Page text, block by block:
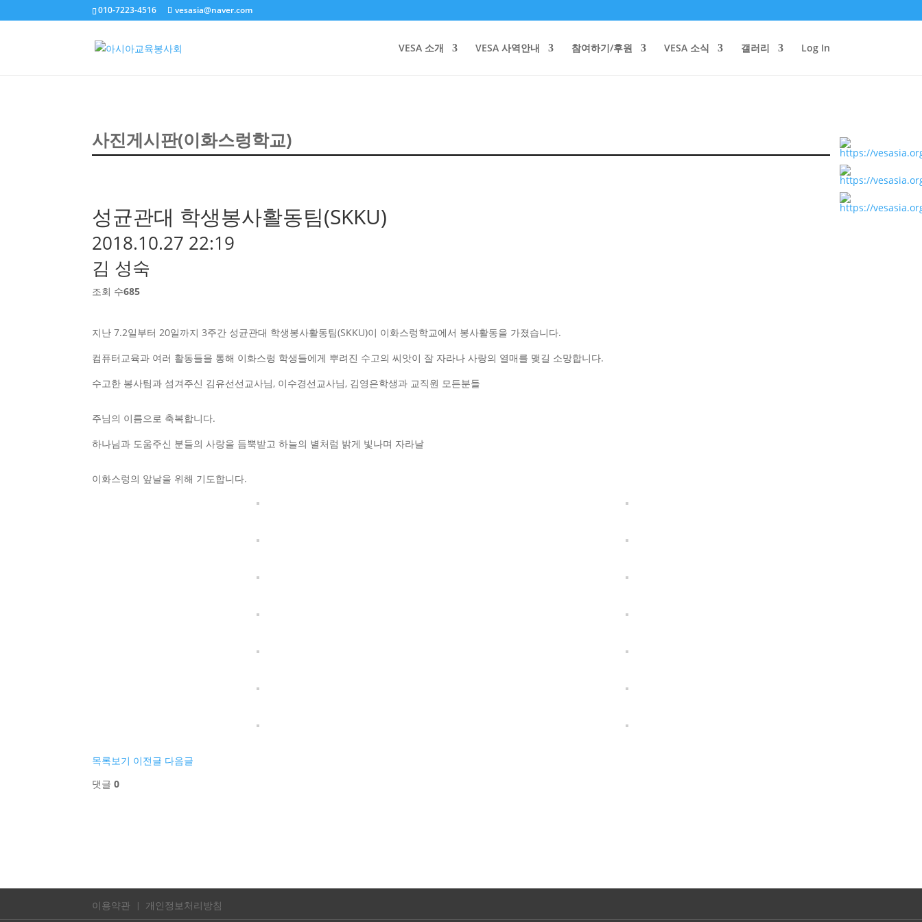
010-7223-4516 vesasia@naver.com
VESA 소개 VESA 사역안내 참여하기/후원 VESA 소식 갤러리 Log In
사진게시판(이화스렁학교)
성균관대 학생봉사활동팀(SKKU)
2018.10.27 22:19
김 성숙
조회 수685
지난 7.2일부터 20일까지 3주간 성균관대 학생봉사활동팀(SKKU)이 이화스렁학교에서 봉사활동을 가졌습니다.
컴퓨터교육과 여러 활동들을 통해 이화스렁 학생들에게 뿌려진 수고의 씨앗이 잘 자라나 사랑의 열매를 맺길 소망합니다.
수고한 봉사팀과 섬겨주신 김유선선교사님, 이수경선교사님, 김영은학생과 교직원 모든분들
주님의 이름으로 축복합니다.
하나님과 도움주신 분들의 사랑을 듬뿍받고 하늘의 별처럼 밝게 빛나며 자라날
이화스렁의 앞날을 위해 기도합니다.
목록보기 이전글 다음글
댓글0
이용약관 개인정보처리방침